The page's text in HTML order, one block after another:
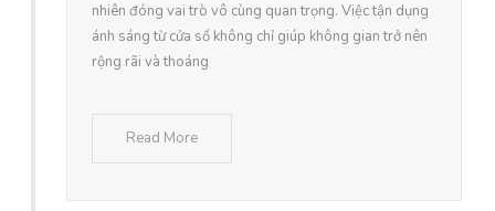
nhiên đóng vai trò vô cùng quan trọng. Việc tận dụng
ánh sáng từ cửa sổ không chỉ giúp không gian trở nên
rộng rãi và thoáng
Read More